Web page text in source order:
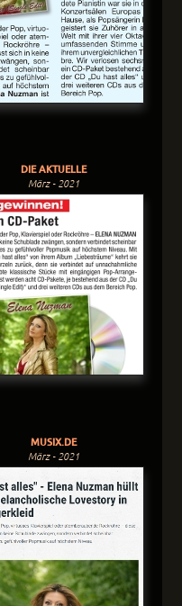
DIE AKTUELLE
März - 2021
MUSIX.DE
März - 2021